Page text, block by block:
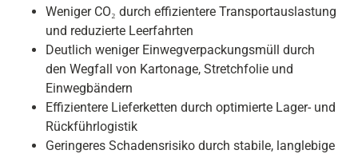
Weniger CO₂ durch effizientere Transportauslastung
und reduzierte Leerfahrten
Deutlich weniger Einwegverpackungsmüll durch
den Wegfall von Kartonage, Stretchfolie und
Einwegbändern
Effizientere Lieferketten durch optimierte Lager- und
Rückführlogistik
Geringeres Schadensrisiko durch stabile, langlebige